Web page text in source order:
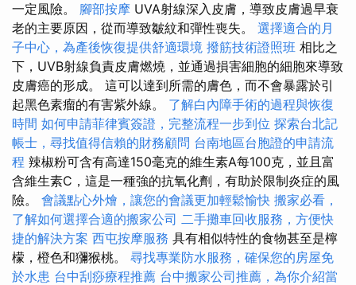
一定風險。 腳部按摩 UVA射線深入皮膚，導致皮膚過早衰
老的主要原因，從而導致皺紋和彈性喪失。 選擇適合的月
子中心，為產後恢復提供舒適環境 撥筋技術證照班 相比之
下，UVB射線負責皮膚燃燒，並通過損害細胞的細胞來導致
皮膚癌的形成。 這可以達到所需的膚色，而不會暴露於引
起黑色素瘤的有害紫外線。 了解白內障手術的過程與恢復
時間 如何申請菲律賓簽證，完整流程一步到位 探索台北記
帳士，尋找值得信賴的財務顧問 台南地區台胞證的申請流
程 辣椒粉可含有高達150毫克的維生素A每100克，並且富
含維生素C，這是一種強的抗氧化劑，有助於限制炎症的風
險。 會議點心外燴，讓您的會議更加輕鬆愉快 搬家必看，
了解如何選擇合適的搬家公司 二手攤車回收服務，方便快
捷的解決方案 西屯按摩服務 具有相似特性的食物甚至是檸
檬，橙色和獼猴桃。 尋找專業防水服務，確保您的房屋免
於水患 台中刮痧療程推薦 台中搬家公司推薦，為你介紹當